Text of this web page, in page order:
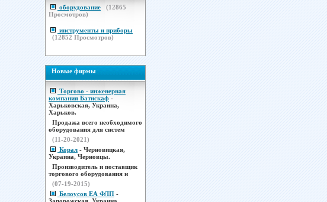
оборудование (12865
Просмотров)
инструменты и приборы
(12852 Просмотров)
Новые фирмы
Торгово - инженерная
компания Батискаф -
Харьковская, Украина,
Харьков.
Продажа всего необходимого
оборудования для систем
(11-20-2021)
Корал - Черновицкая,
Украина, Черновцы.
Производитель и поставщик
торгового оборудования н
(07-19-2015)
Белоусов ЕА ФЛП -